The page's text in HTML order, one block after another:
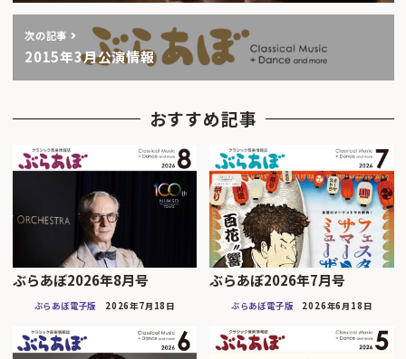
次の記事
2015年3月公演情報
おすすめ記事
ぶらあぼ2026年8月号
ぶらあぼ電子版 2026年7月18日
ぶらあぼ2026年7月号
ぶらあぼ電子版 2026年6月18日